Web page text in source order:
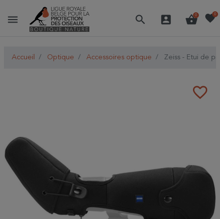
menu search account_box shopping_basket
0 favorite0
Accueil Optique Accessoires optique Zeiss - Etui de
favorite_border